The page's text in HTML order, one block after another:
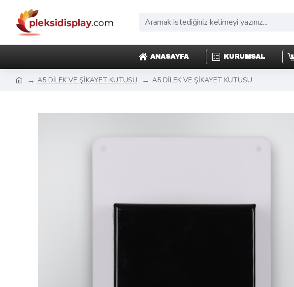
ANASAYFA KURUMSAL
A5 DİLEK VE ŞİKAYET KUTUSU A5 DİLEK VE ŞİKAYET KUTUSU